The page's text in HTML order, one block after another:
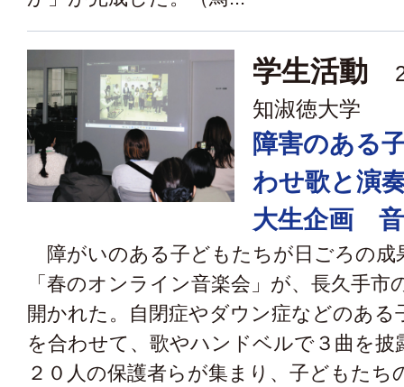
学生活動
知淑徳大学
障害のある
わせ歌と演
大生企画
障がいのある子どもたちが日ごろの成
「春のオンライン音楽会」が、長久手市
開かれた。自閉症やダウン症などのある
を合わせて、歌やハンドベルで３曲を披
２０人の保護者らが集まり、子どもたち